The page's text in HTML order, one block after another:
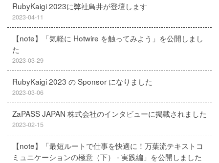
RubyKaigi 2023に弊社鳥井が登壇します
2023-04-11
【note】「気軽に Hotwire を触ってみよう」を公開しまし
た
2023-03-29
RubyKaigi 2023 の Sponsor になりました
2023-03-06
ZaPASS JAPAN 株式会社のインタビューに掲載されました
2023-02-15
【note】「最短ルートで仕事を快適に！万葉流テキストコ
ミュニケーションの極意（下） - 実践編」を公開しました